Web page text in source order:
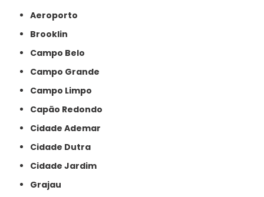
Aeroporto
Brooklin
Campo Belo
Campo Grande
Campo Limpo
Capão Redondo
Cidade Ademar
Cidade Dutra
Cidade Jardim
Grajau